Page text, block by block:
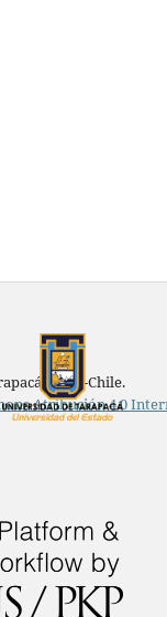
Arica-Chile.
Atribución 4.0